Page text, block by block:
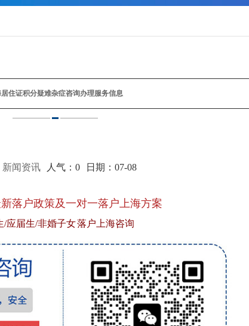
住证积分疑难杂症咨询办理服务信息
新闻资讯人气： 0日期：07-08
落户政策及一对一落户上海方案
/应届生/非婚子女 落户上海咨询